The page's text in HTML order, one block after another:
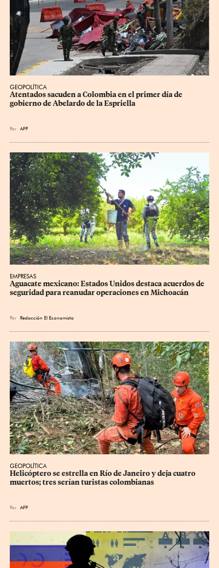
GEOPOLÍTICA
Atentados sacuden a Colombia en el primer día de
gobierno de Abelardo de la Espriella
Por AFP
EMPRESAS
Aguacate mexicano: Estados Unidos destaca acuerdos de
seguridad para reanudar operaciones en Michoacán
Por Redacción El Economista
GEOPOLÍTICA
Helicóptero se estrella en Río de Janeiro y deja cuatro
muertos; tres serían turistas colombianas
Por AFP